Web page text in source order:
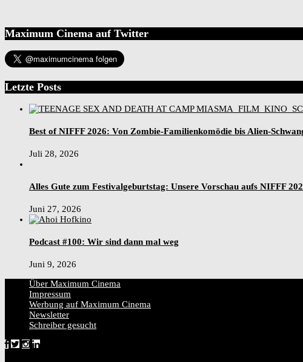
Maximum Cinema auf Twitter
Letzte Posts
Best of NIFFF 2026: Von Zombie-Familienkomödie bis Alien-
Juli 28, 2026
Alles Gute zum Festivalgeburtstag: Unsere Vorschau aufs NIFFF
Juni 27, 2026
Podcast #100: Wir sind dann mal weg
Juni 9, 2026
Über Maximum Cinema
Impressum
Werbung auf Maximum Cinema
Newsletter
Schreiber gesucht